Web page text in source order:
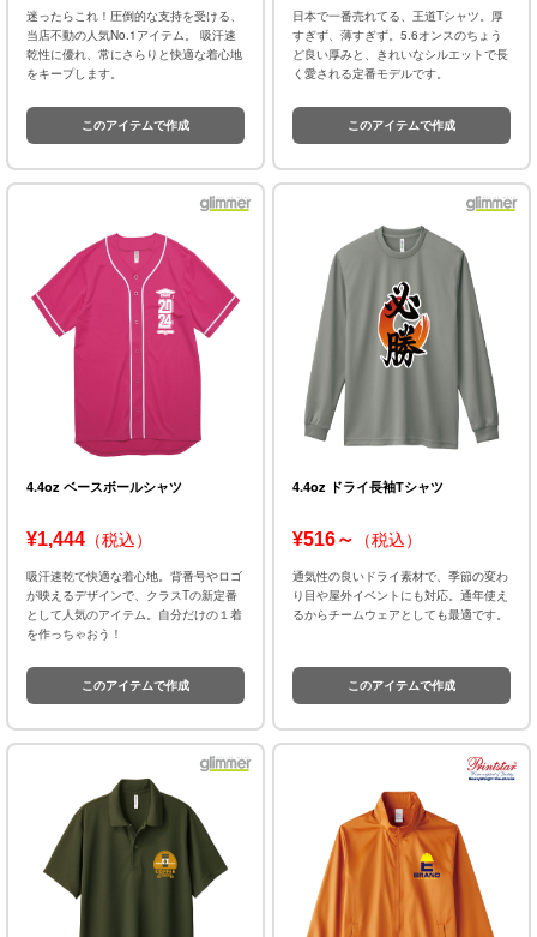
迷ったらこれ！圧倒的な支持を受ける、
当店不動の人気No.1アイテム。 吸汗速
乾性に優れ、常にさらりと快適な着心地
をキープします。
このアイテムで作成
日本で一番売れてる、王道Tシャツ。厚
すぎず、薄すぎず。5.6オンスのちょう
ど良い厚みと、きれいなシルエットで長
く愛される定番モデルです。
このアイテムで作成
4.4oz ベースボールシャツ
¥1,444 （税込）
吸汗速乾で快適な着心地。背番号やロゴ
が映えるデザインで、クラスTの新定番
として人気のアイテム。自分だけの１着
を作っちゃおう！
このアイテムで作成
4.4oz ドライ長袖Tシャツ
¥516～ （税込）
通気性の良いドライ素材で、季節の変わ
り目や屋外イベントにも対応。通年使え
るからチームウェアとしても最適です。
このアイテムで作成